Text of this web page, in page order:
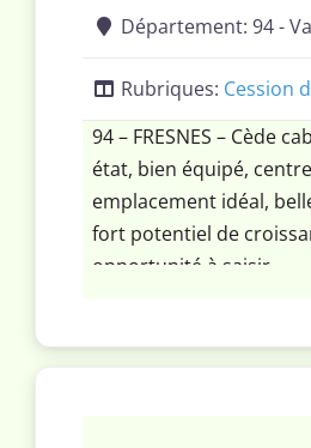
Département: 94 -
Rubriques: Cession
94 – FRESNES – Cède
état, bien équipé,
emplacement idéal,
fort potentiel de
opportunité à saisir.